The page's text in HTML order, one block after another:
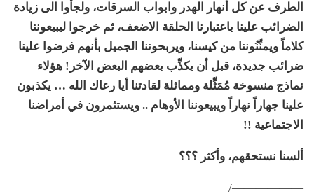
الطرف عن كل أنهار الهدر وابواب السرقات، ولجأوا الى زيادة
الضرائب علينا باعتبارنا الحلقة الاضعف، ثم خرجوا ليبيعوننا
كلاماً ويمنِّنُوننا من كيسنا، ويربحوننا الجميل بأنهم فرضوا علينا
ضرائب جديدة، قبل أن يكذِّب بعضهم البعض الآخر! هؤلاء
نماذج منسوخة مُمَثِّلة ومماثلة لقادتنا أيا رعاك الله … يكذبون
علينا جهاراً نهاراً ويبيعوننا الأوهام .. ويستثمرون في أمراضنا
الاجتماعية !!
ألسنا نستحقهم، وأكثر ؟؟؟
——————/